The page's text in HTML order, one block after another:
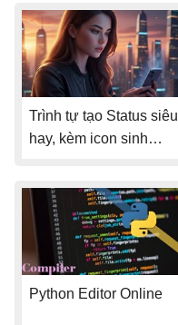
Trình tự tạo Status siêu
hay, kèm icon sinh
Python Editor Online